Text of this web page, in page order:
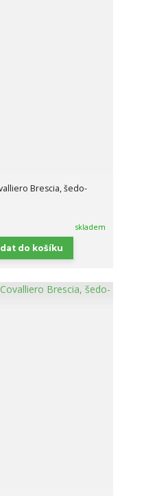
Brescia, šedo-
skladem
do košíku